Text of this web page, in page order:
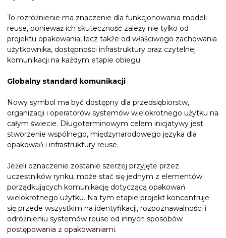
To rozróżnienie ma znaczenie dla funkcjonowania modeli
reuse, ponieważ ich skuteczność zależy nie tylko od
projektu opakowania, lecz także od właściwego zachowania
użytkownika, dostępności infrastruktury oraz czytelnej
komunikacji na każdym etapie obiegu.
Globalny standard komunikacji
Nowy symbol ma być dostępny dla przedsiębiorstw,
organizacji i operatorów systemów wielokrotnego użytku na
całym świecie. Długoterminowym celem inicjatywy jest
stworzenie wspólnego, międzynarodowego języka dla
opakowań i infrastruktury reuse.
Jeżeli oznaczenie zostanie szerzej przyjęte przez
uczestników rynku, może stać się jednym z elementów
porządkujących komunikację dotyczącą opakowań
wielokrotnego użytku. Na tym etapie projekt koncentruje
się przede wszystkim na identyfikacji, rozpoznawalności i
odróżnieniu systemów reuse od innych sposobów
postępowania z opakowaniami.